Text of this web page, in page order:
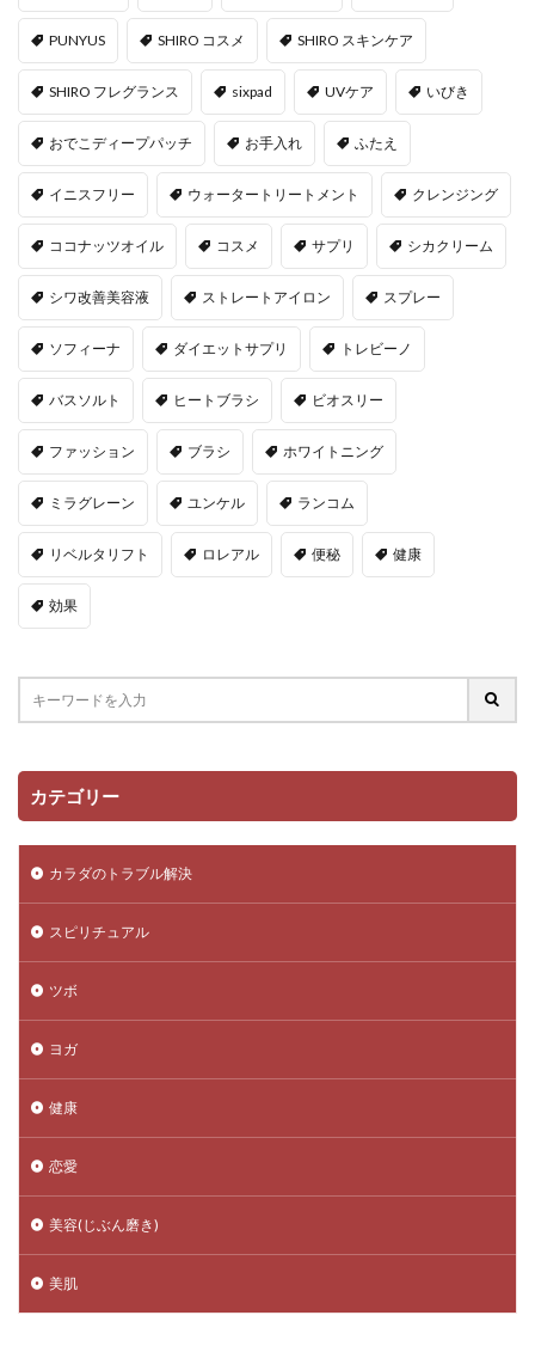
PUNYUS SHIRO コスメ SHIRO スキンケア
SHIRO フレグランス sixpad UVケア いびき
おでこディープパッチ お手入れ ふたえ
イニスフリー ウォータートリートメント クレンジング
ココナッツオイル コスメ サプリ シカクリーム
シワ改善美容液 ストレートアイロン スプレー
ソフィーナ ダイエットサプリ トレビーノ
バスソルト ヒートブラシ ビオスリー
ファッション ブラシ ホワイトニング
ミラグレーン ユンケル ランコム
リベルタリフト ロレアル 便秘 健康
効果
カテゴリー
カラダのトラブル解決
スピリチュアル
ツボ
ヨガ
健康
恋愛
美容(じぶん磨き)
美肌